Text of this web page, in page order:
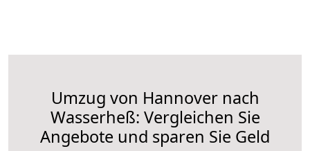
Umzug von Hannover nach
Wasserheß: Vergleichen Sie
Angebote und sparen Sie Geld